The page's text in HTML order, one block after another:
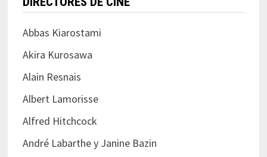
Abbas Kiarostami
Akira Kurosawa
Alain Resnais
Albert Lamorisse
Alfred Hitchcock
André Labarthe y Janine Bazin